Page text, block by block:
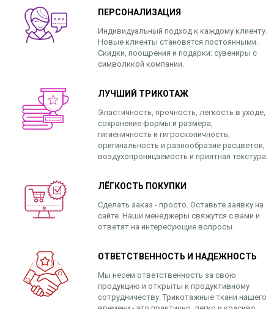
ПЕРСОНАЛИЗАЦИЯ
Индивидуальный подход к каждому клиенту.
Новые клиенты становятся постоянными.
Скидки, поощрения и подарки: сувениры с
символикой компании.
ЛУЧШИЙ ТРИКОТАЖ
Эластичность, прочность, легкость в уходе,
сохранение формы и размера,
гигиеничность и гигроскопичность,
оригинальность и разнообразие расцветок,
воздухопроницаемость и приятная текстура.
ЛЁГКОСТЬ ПОКУПКИ
Сделать заказ - просто. Оставьте заявку на
сайте. Наши менеджеры свяжутся с вами и
ответят на интересующие вопросы.
ОТВЕТСТВЕННОСТЬ И НАДЕЖНОСТЬ
Мы несем ответственность за свою
продукцию и открыты к продуктивному
сотрудничеству. Трикотажные ткани нашего